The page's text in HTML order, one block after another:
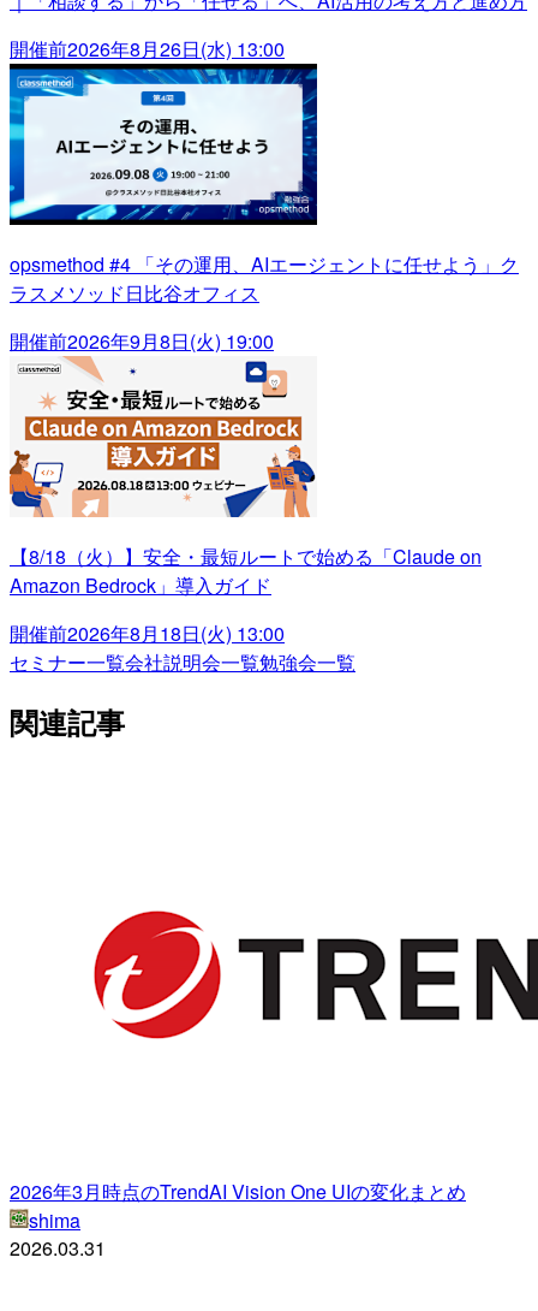
開催前2026年8月26日(水) 13:00
opsmethod #4 「その運用、AIエージェントに任せよう」ク
ラスメソッド日比谷オフィス
開催前2026年9月8日(火) 19:00
【8/18（火）】安全・最短ルートで始める「Claude on
Amazon Bedrock」導入ガイド
開催前2026年8月18日(火) 13:00
セミナー一覧会社説明会一覧勉強会一覧
関連記事
2026年3月時点のTrendAI Vision One UIの変化まとめ
shima
2026.03.31